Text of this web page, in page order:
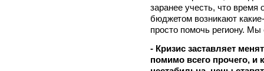
заранее учесть, что
бюджетом возникают
просто помочь региону. Мы
- Кризис заставляет
помимо всего прочего, и